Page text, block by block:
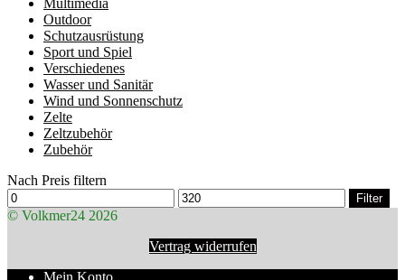
Multimedia
Outdoor
Schutzausrüstung
Sport und Spiel
Verschiedenes
Wasser und Sanitär
Wind und Sonnenschutz
Zelte
Zeltzubehör
Zubehör
Nach Preis filtern
Min.
Preis
Max.
Preis
Filter
© Volkmer24 2026
Vertrag widerrufen